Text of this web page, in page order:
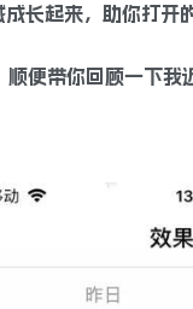
长起来，助你打开
便带你回顾一下我